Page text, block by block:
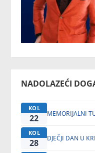
NADOLAZEĆI
KOL
22 MEMORIJALNI
KOL
28 DJEČJI DAN U